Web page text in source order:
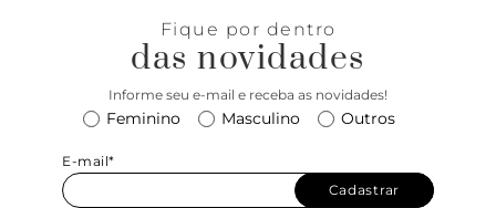
Fique por dentro
das novidades
Informe seu e-mail e receba as novidades!
Feminino Masculino Outros
E-mail*
Cadastrar